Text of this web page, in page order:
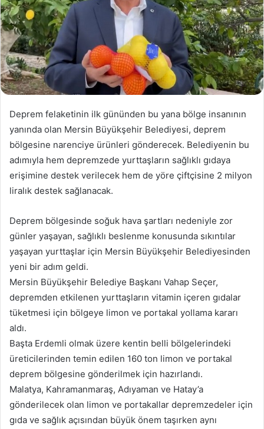
Deprem felaketinin ilk gününden bu yana bölge insanının
yanında olan Mersin Büyükşehir Belediyesi, deprem
bölgesine narenciye ürünleri gönderecek. Belediyenin bu
adımıyla hem depremzede yurttaşların sağlıklı gıdaya
erişimine destek verilecek hem de yöre çiftçisine 2 milyon
liralık destek sağlanacak.
Deprem bölgesinde soğuk hava şartları nedeniyle zor
günler yaşayan, sağlıklı beslenme konusunda sıkıntılar
yaşayan yurttaşlar için Mersin Büyükşehir Belediyesinden
yeni bir adım geldi.
Mersin Büyükşehir Belediye Başkanı Vahap Seçer,
depremden etkilenen yurttaşların vitamin içeren gıdalar
tüketmesi için bölgeye limon ve portakal yollama kararı
aldı.
Başta Erdemli olmak üzere kentin belli bölgelerindeki
üreticilerinden temin edilen 160 ton limon ve portakal
deprem bölgesine gönderilmek için hazırlandı.
Malatya, Kahramanmaraş, Adıyaman ve Hatay’a
gönderilecek olan limon ve portakallar depremzedeler için
gıda ve sağlık açısından büyük önem taşırken aynı